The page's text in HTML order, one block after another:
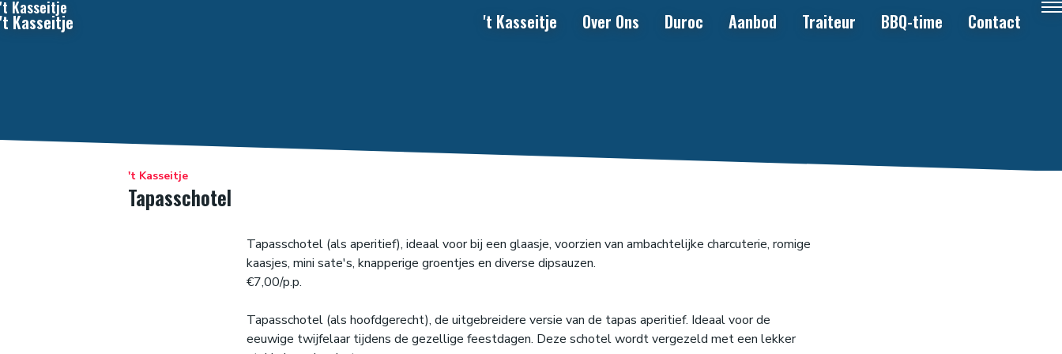
't Kasseitje
't Kasseitje 't Kasseitje Over Ons Duroc Aanbod Traiteur BBQ-time Contact
't Kasseitje
Tapasschotel
Tapasschotel (als aperitief), ideaal voor bij een glaasje, voorzien van ambachtelijke charcuterie, romige
kaasjes, mini sate's, knapperige groentjes en diverse dipsauzen.
€7,00/p.p.
Tapasschotel (als hoofdgerecht), de uitgebreidere versie van de tapas aperitief. Ideaal voor de
eeuwige twijfelaar tijdens de gezellige feestdagen. Deze schotel wordt vergezeld met een lekker